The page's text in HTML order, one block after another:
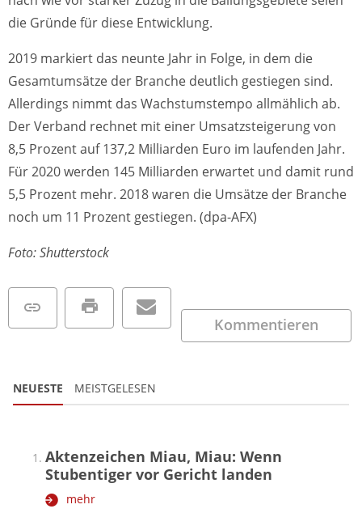
die Gründe für diese Entwicklung.
2019 markiert das neunte Jahr in Folge, in dem die
Gesamtumsätze der Branche deutlich gestiegen sind.
Allerdings nimmt das Wachstumstempo allmählich ab.
Der Verband rechnet mit einer Umsatzsteigerung von
8,5 Prozent auf 137,2 Milliarden Euro im laufenden Jahr.
Für 2020 werden 145 Milliarden erwartet und damit rund
5,5 Prozent mehr. 2018 waren die Umsätze der Branche
noch um 11 Prozent gestiegen. (dpa-AFX)
Foto: Shutterstock
Kommentieren
NEUESTE MEISTGELESEN
Aktenzeichen Miau, Miau: Wenn
Stubentiger vor Gericht landen
mehr